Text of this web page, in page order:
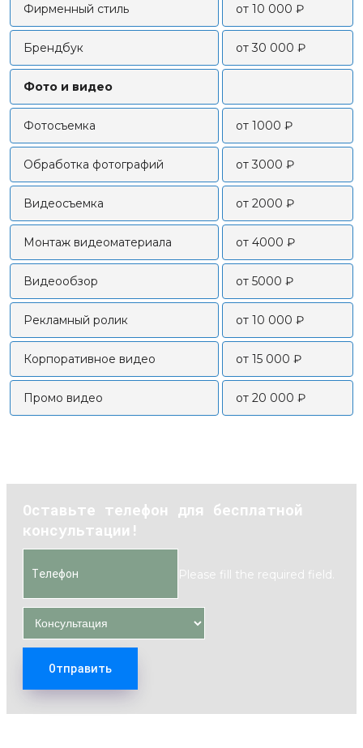
Фирменный стиль от 10 000 ₽
Брендбук от 30 000 ₽
Фото и видео
Фотосъемка от 1000 ₽
Обработка фотографий от 3000 ₽
Видеосъемка от 2000 ₽
Монтаж видеоматериала от 4000 ₽
Видеообзор от 5000 ₽
Рекламный ролик от 10 000 ₽
Корпоративное видео от 15 000 ₽
Промо видео от 20 000 ₽
Оставьте телефон для бесплатной
консультации!
Please fill the required field.
Отправить